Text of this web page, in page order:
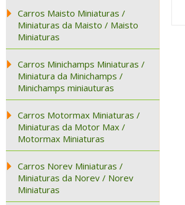
Carros Maisto Miniaturas /
Miniaturas da Maisto / Maisto
Miniaturas
Carros Minichamps Miniaturas /
Miniatura da Minichamps /
Minichamps miniauturas
Carros Motormax Miniaturas /
Miniaturas da Motor Max /
Motormax Miniaturas
Carros Norev Miniaturas /
Miniaturas da Norev / Norev
Miniaturas